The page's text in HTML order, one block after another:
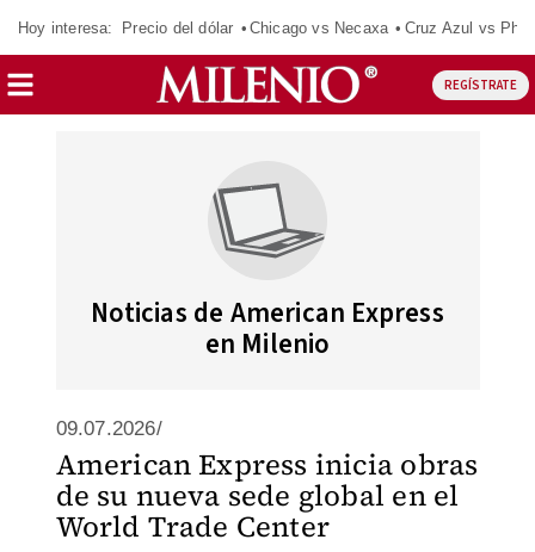
Hoy interesa: Precio del dólar Chicago vs Necaxa Cruz Azul vs
REGÍSTRATE
Noticias de American Express
en Milenio
09.07.2026/
American Express inicia obras
de su nueva sede global en el
World Trade Center